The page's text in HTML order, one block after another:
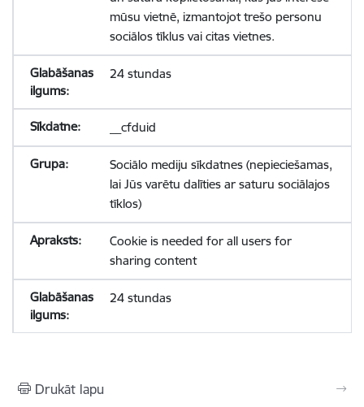
mūsu vietnē, izmantojot trešo personu
sociālos tīklus vai citas vietnes.
24 stundas
__cfduid
Sociālo mediju sīkdatnes (nepieciešamas,
lai Jūs varētu dalīties ar saturu sociālajos
tīklos)
Cookie is needed for all users for
sharing content
24 stundas
Drukāt lapu